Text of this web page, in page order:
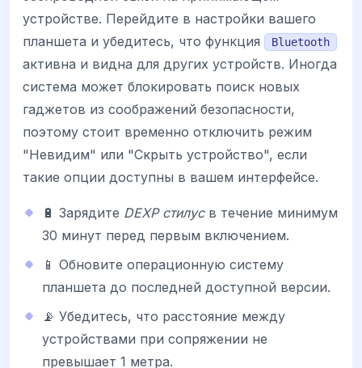
устройстве. Перейдите в настройки вашего
планшета и убедитесь, что функция
Bluetooth
активна и видна для других устройств. Иногда
система может блокировать поиск новых
гаджетов из соображений безопасности,
поэтому стоит временно отключить режим
"Невидим" или "Скрыть устройство", если
такие опции доступны в вашем интерфейсе.
🔋 Зарядите DEXP стилусв течение минимум
30 минут перед первым включением.
📱 Обновите операционную систему
планшета до последней доступной версии.
📡 Убедитесь, что расстояние между
устройствами при сопряжении не
превышает 1 метра.